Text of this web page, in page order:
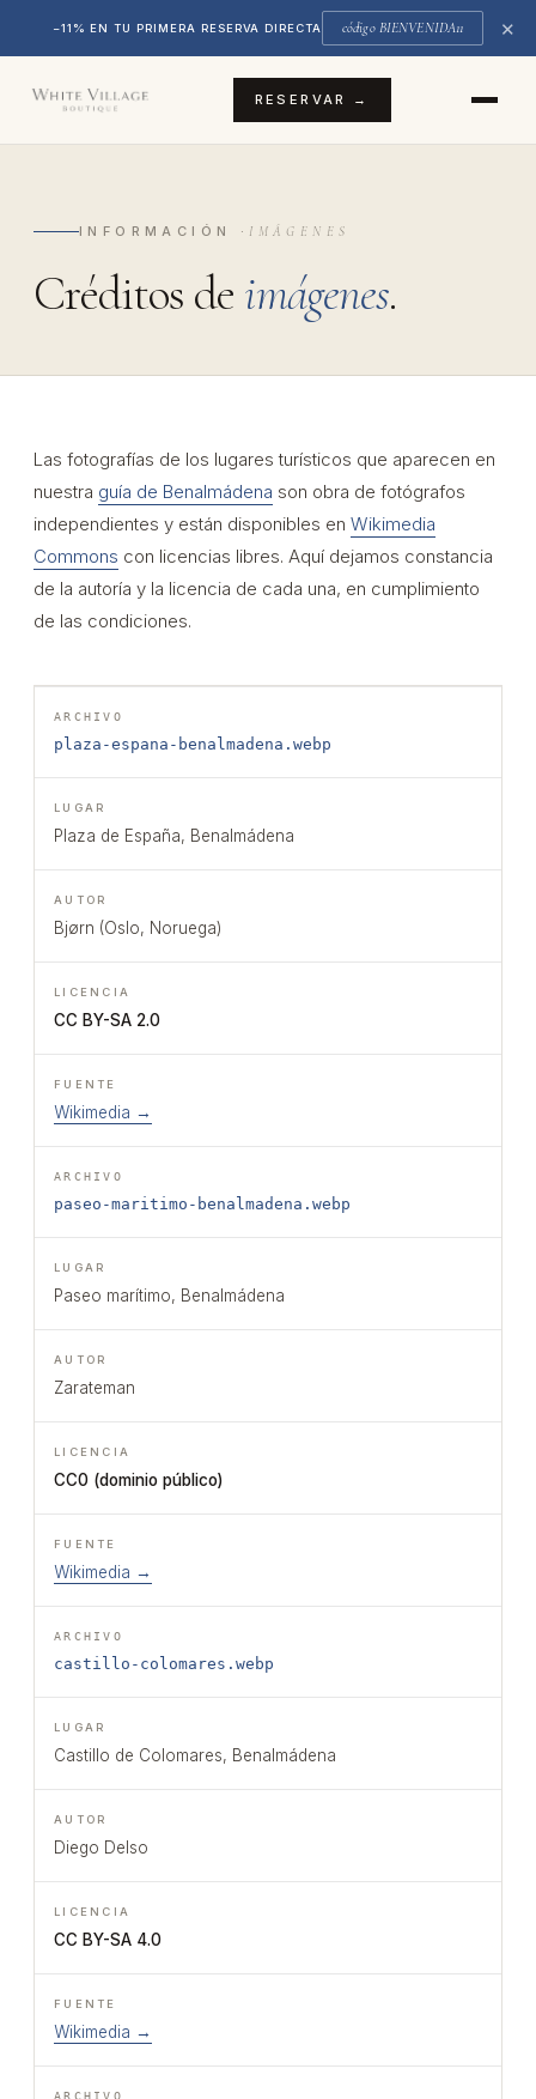
−11% EN TU PRIMERA RESERVA DIRECTA código BIENVENIDA11 ✕
RESERVAR →
INFORMACIÓN · IMÁGENES
Créditos de imágenes.
Las fotografías de los lugares turísticos que aparecen en
nuestra guía de Benalmádena son obra de fotógrafos
independientes y están disponibles en Wikimedia
Commons con licencias libres. Aquí dejamos constancia
de la autoría y la licencia de cada una, en cumplimiento
de las condiciones.
plaza-espana-benalmadena.webp
Plaza de España, Benalmádena
Bjørn (Oslo, Noruega)
CC BY-SA 2.0
Wikimedia →
paseo-maritimo-benalmadena.webp
Paseo marítimo, Benalmádena
Zarateman
CC0 (dominio público)
Wikimedia →
castillo-colomares.webp
Castillo de Colomares, Benalmádena
Diego Delso
CC BY-SA 4.0
Wikimedia →